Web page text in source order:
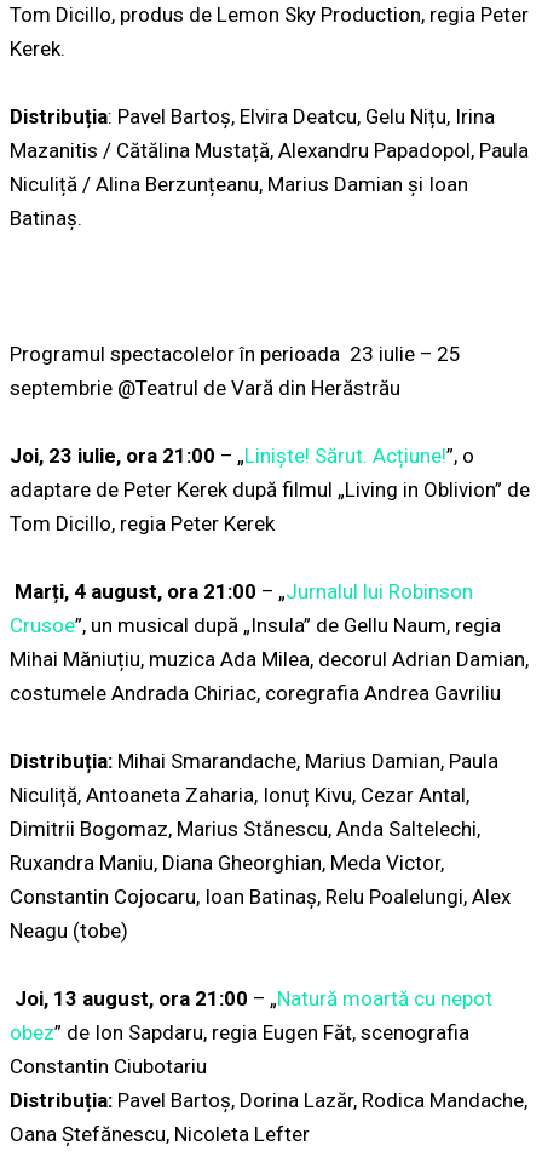
Tom Dicillo, produs de Lemon Sky Production, regia Peter
Kerek.
Distribuția: Pavel Bartoș, Elvira Deatcu, Gelu Nițu, Irina
Mazanitis / Cătălina Mustață, Alexandru Papadopol, Paula
Niculiță / Alina Berzunțeanu, Marius Damian și Ioan
Batinaș.
Programul spectacolelor în perioada 23 iulie – 25
septembrie @Teatrul de Vară din Herăstrău
Joi, 23 iulie, ora 21:00 – „Liniște! Sărut. Acțiune!”, o
adaptare de Peter Kerek după filmul „Living in Oblivion” de
Tom Dicillo, regia Peter Kerek
Marți, 4 august, ora 21:00 – „Jurnalul lui Robinson
Crusoe”, un musical după „Insula” de Gellu Naum, regia
Mihai Măniuțiu, muzica Ada Milea, decorul Adrian Damian,
costumele Andrada Chiriac, coregrafia Andrea Gavriliu
Distribuția: Mihai Smarandache, Marius Damian, Paula
Niculiță, Antoaneta Zaharia, Ionuț Kivu, Cezar Antal,
Dimitrii Bogomaz, Marius Stănescu, Anda Saltelechi,
Ruxandra Maniu, Diana Gheorghian, Meda Victor,
Constantin Cojocaru, Ioan Batinaș, Relu Poalelungi, Alex
Neagu (tobe)
Joi, 13 august, ora 21:00 – „Natură moartă cu nepot
obez” de Ion Sapdaru, regia Eugen Făt, scenografia
Constantin Ciubotariu
Distribuția: Pavel Bartoș, Dorina Lazăr, Rodica Mandache,
Oana Ștefănescu, Nicoleta Lefter